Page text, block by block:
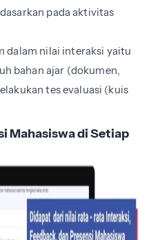
pada aktivitas
dalam nilai interaksi yaitu
bahan ajar (dokumen,
tes evaluasi (kuis
Mahasiswa di Setiap